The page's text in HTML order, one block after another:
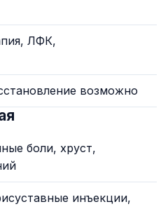
ЛФК,
возможно
боли, хруст,
инъекции,